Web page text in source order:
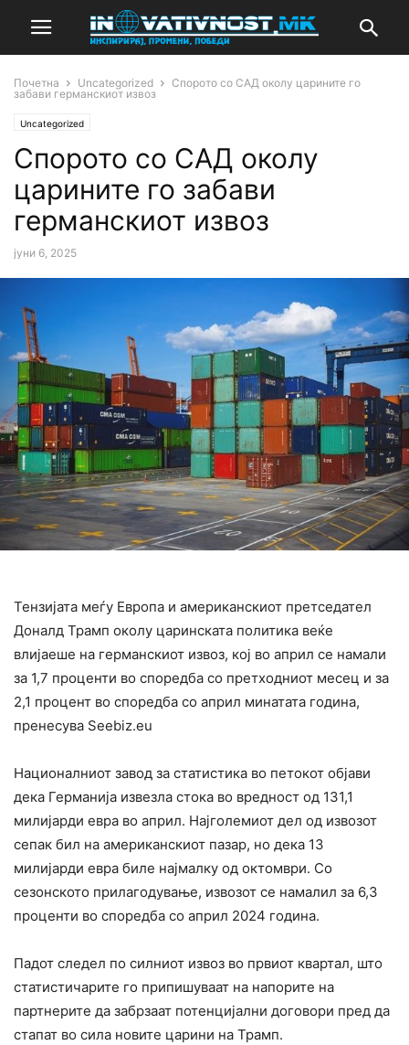
Почетна Uncategorized
Спорото со САД околу царините го
забави германскиот извоз
Uncategorized
Спорото со САД околу
царините го забави
германскиот извоз
јуни 6, 2025
Тензијата меѓу Европа и американскиот претседател
Доналд Трамп околу царинската политика веќе
влијаеше на германскиот извоз, кој во април се намали
за 1,7 проценти во споредба со претходниот месец и за
2,1 процент во споредба со април минатата година,
пренесува Seebiz.eu
Националниот завод за статистика во петокот објави
дека Германија извезла стока во вредност од 131,1
милијарди евра во април. Најголемиот дел од извозот
сепак бил на американскиот пазар, но дека 13
милијарди евра биле најмалку од октомври. Со
сезонското прилагодување, извозот се намалил за 6,3
проценти во споредба со април 2024 година.
Падот следел по силниот извоз во првиот квартал, што
статистичарите го припишуваат на напорите на
партнерите да забрзаат потенцијални договори пред да
стапат во сила новите царини на Трамп.